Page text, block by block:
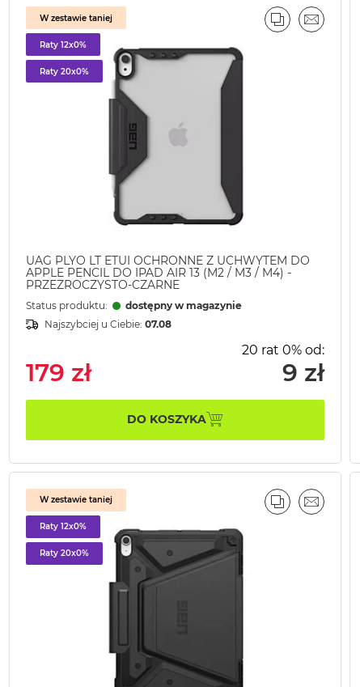
W zestawie taniej
Raty 12x0%
Raty 20x0%
UAG PLYO LT ETUI OCHRONNE Z UCHWYTEM DO
APPLE PENCIL DO IPAD AIR 13 (M2 / M3 / M4) -
PRZEZROCZYSTO-CZARNE
Status produktu:
dostępny w magazynie
Najszybciej u Ciebie: 07.08
179 zł
20 rat 0% od:
9 zł
DO KOSZYKA
PORÓWNAJ
EMAIL
W zestawie taniej
Raty 12x0%
Raty 20x0%
PORÓWNAJ
EMAIL